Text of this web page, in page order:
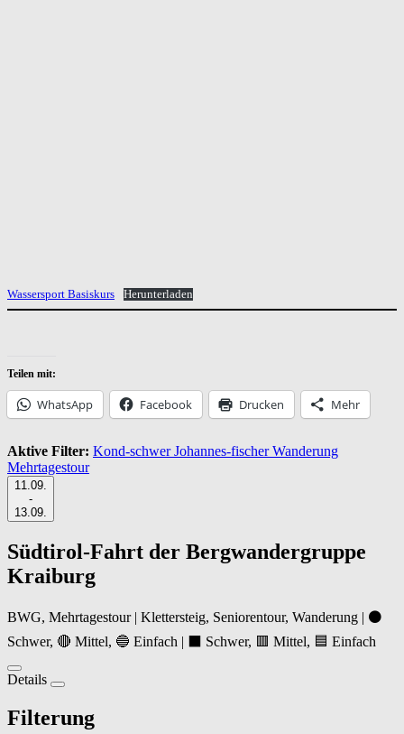
Wassersport Basiskurs Herunterladen
Teilen mit:
WhatsApp Facebook Drucken Mehr
Aktive Filter: Kond-schwerJohannes-fischerWanderung
Mehrtagestour
11.09.
-
13.09.
Südtirol-Fahrt der Bergwandergruppe
Kraiburg
BWG, Mehrtagestour | Klettersteig, Seniorentour, Wanderung | ⚫
Schwer, 🔴 Mittel, 🔵 Einfach | ⬛ Schwer, 🟥 Mittel, 🟦 Einfach
Details
Filterung